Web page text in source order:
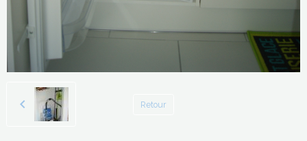
Retour